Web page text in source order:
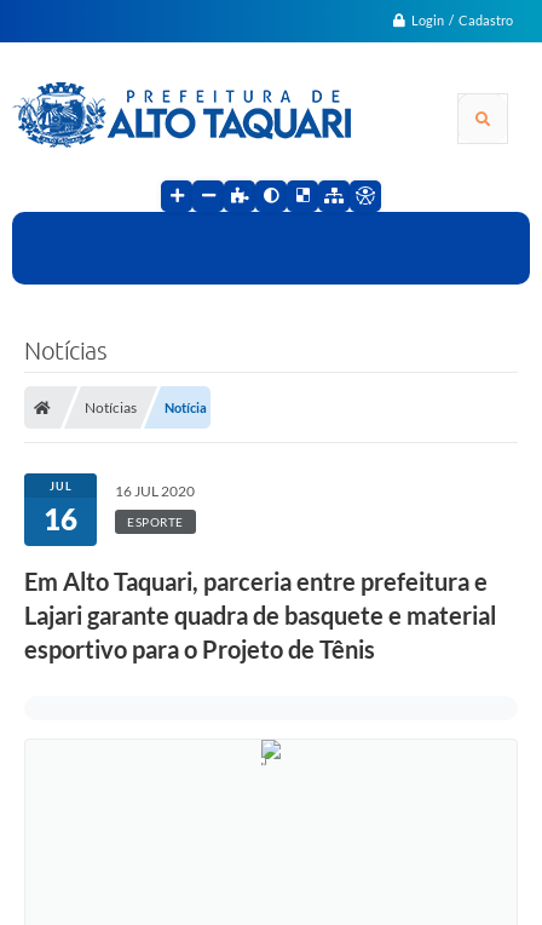
Login / Cadastro
Notícias
Notícias Notícia
JUL
16
16 JUL 2020
ESPORTE
Em Alto Taquari, parceria entre prefeitura e
Lajari garante quadra de basquete e material
esportivo para o Projeto de Tênis